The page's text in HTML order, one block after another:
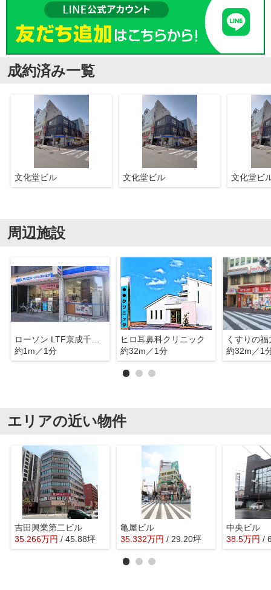
成約済み一覧
文化堂ビル 文化堂ビル 文化堂ビ
周辺施設
ローソン LTF京成千葉中央駅前店
約1m／1分
ヒロ耳鼻科クリニック
約32m／1分
約32m／1
エリアの近い物件
吉田興業第二ビル
35.266万円 / 45.88坪
亀屋ビル
35.332万円 / 29.20坪
中央ビル
38.5万円 /